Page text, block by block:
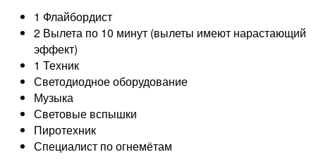
1 Флайбордист
2 Вылета по 10 минут (вылеты имеют нарастающий
эффект)
1 Техник
Светодиодное оборудование
Музыка
Световые вспышки
Пиротехник
Специалист по огнемётам